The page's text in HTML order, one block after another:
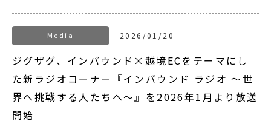
Media 2026/01/20
ジグザグ、インバウンド×越境ECをテーマにし
た新ラジオコーナー『インバウンド ラジオ 〜世
界へ挑戦する人たちへ〜』を2026年1月より放送
開始